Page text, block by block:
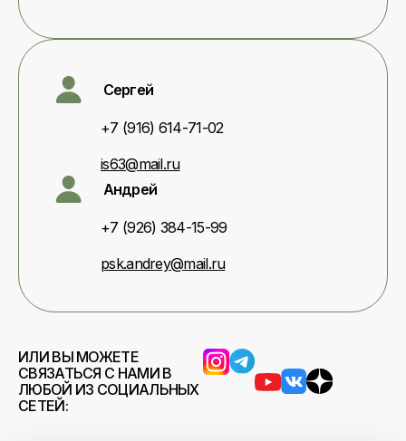
Сергей
+7 (916) 614-71-02
is63@mail.ru
Андрей
+7 (926) 384-15-99
psk.andrey@mail.ru
ИЛИ ВЫ МОЖЕТЕ
СВЯЗАТЬСЯ С НАМИ В
ЛЮБОЙ ИЗ СОЦИАЛЬНЫХ
СЕТЕЙ: